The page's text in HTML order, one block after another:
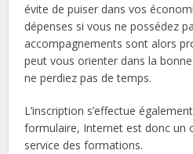
évite de puiser dans vos
dépenses si vous ne possédez
accompagnements sont alors
peut vous orienter dans la
ne perdiez pas de temps.
L’inscription s’effectue
formulaire, Internet est donc un
service des formations.